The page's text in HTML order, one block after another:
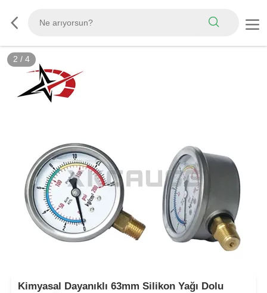
2 / 4
Kimyasal Dayanıklı 63mm Silikon Yağı Dolu